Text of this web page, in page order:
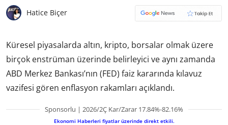
Hatice Biçer
Küresel piyasalarda altın, kripto, borsalar olmak üzere
birçok enstrüman üzerinde belirleyici ve aynı zamanda
ABD Merkez Bankası’nın (FED) faiz kararında kılavuz
vazifesi gören enflasyon rakamları açıklandı.
Sponsorlu | 2026/2Ç Kar/Zarar 17.84%-82.16%
Ekonomi Haberleri fiyatlar üzerinde direkt etkili.